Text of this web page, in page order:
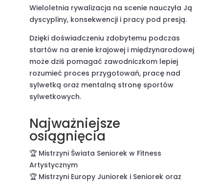
Wieloletnia rywalizacja na scenie nauczyła Ją
dyscypliny, konsekwencji i pracy pod presją.
Dzięki doświadczeniu zdobytemu podczas
startów na arenie krajowej i międzynarodowej
może dziś pomagać zawodniczkom lepiej
rozumieć proces przygotowań, pracę nad
sylwetką oraz mentalną stronę sportów
sylwetkowych.
Najważniejsze
osiągnięcia
🏆 Mistrzyni Świata Seniorek w Fitness
Artystycznym
🏆 Mistrzyni Europy Juniorek i Seniorek oraz